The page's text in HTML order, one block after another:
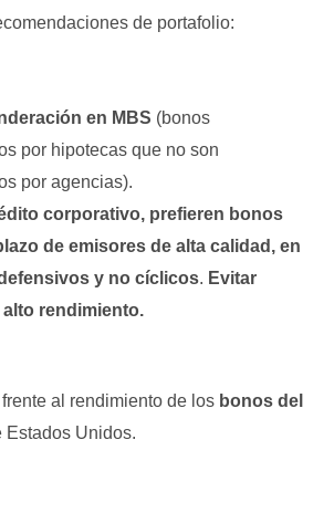
de portafolio:
en MBS (bonos
por hipotecas que no son
por agencias).
corporativo, prefieren bonos
de emisores de alta calidad, en
y no cíclicos. Evitar
alto rendimiento.
frente al rendimiento de los bonos del
Estados Unidos.